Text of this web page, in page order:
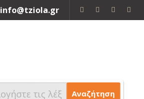
info@tziola.gr
Αναζήτηση